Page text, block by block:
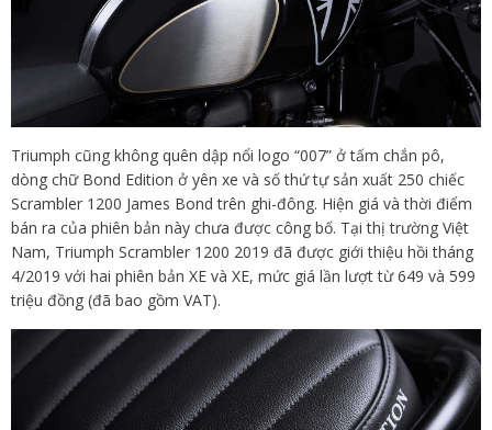
Triumph cũng không quên dập nổi logo “007” ở tấm chắn pô,
dòng chữ Bond Edition ở yên xe và số thứ tự sản xuất 250 chiếc
Scrambler 1200 James Bond trên ghi-đông. Hiện giá và thời điểm
bán ra của phiên bản này chưa được công bố. Tại thị trường Việt
Nam, Triumph Scrambler 1200 2019 đã được giới thiệu hồi tháng
4/2019 với hai phiên bản XE và XE, mức giá lần lượt từ 649 và 599
triệu đồng (đã bao gồm VAT).